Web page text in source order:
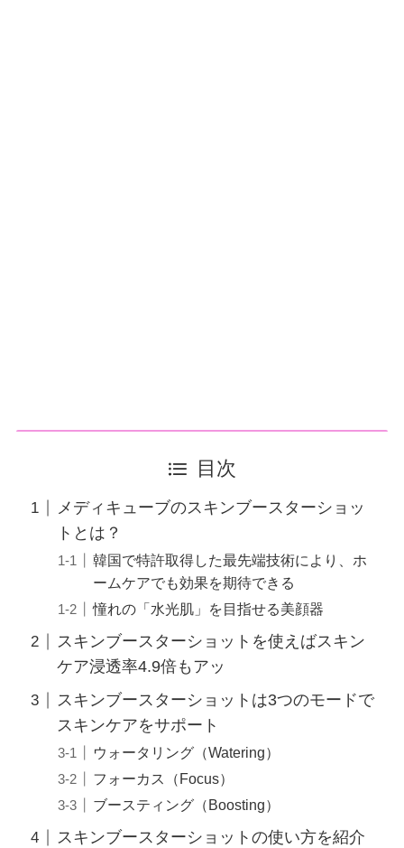
目次
メディキューブのスキンブースターショッ
トとは？
韓国で特許取得した最先端技術により、ホ
ームケアでも効果を期待できる
憧れの「水光肌」を目指せる美顔器
スキンブースターショットを使えばスキン
ケア浸透率4.9倍もアッ
スキンブースターショットは3つのモードで
スキンケアをサポート
ウォータリング（Watering）
フォーカス（Focus）
ブースティング（Boosting）
スキンブースターショットの使い方を紹介